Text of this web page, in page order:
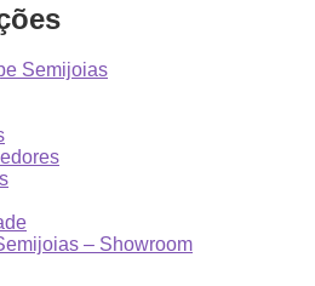
Semijoias
– Showroom